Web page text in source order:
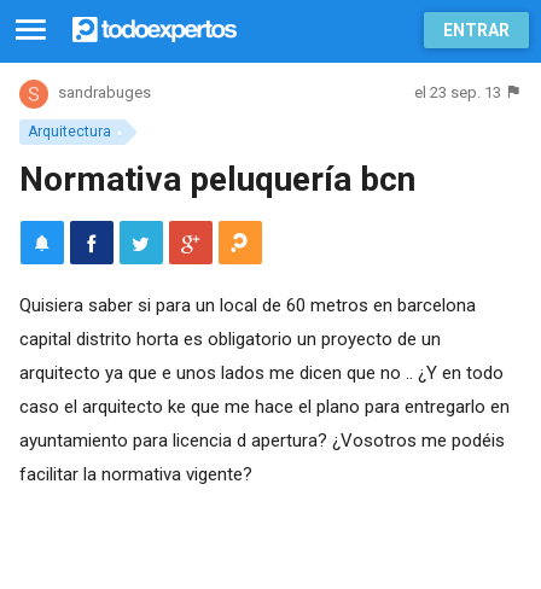
ENTRAR
Arquitectura
sandrabuges el 23 sep. 13
Normativa peluquería bcn
Quisiera saber si para un local de 60 metros en barcelona
capital distrito horta es obligatorio un proyecto de un
arquitecto ya que e unos lados me dicen que no .. ¿Y en todo
caso el arquitecto ke que me hace el plano para entregarlo en
ayuntamiento para licencia d apertura? ¿Vosotros me podéis
facilitar la normativa vigente?